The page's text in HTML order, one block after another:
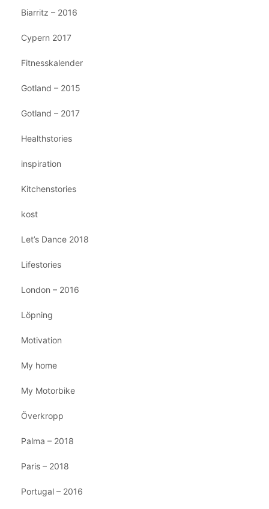
Biarritz – 2016
Cypern 2017
Fitnesskalender
Gotland – 2015
Gotland – 2017
Healthstories
inspiration
Kitchenstories
kost
Let’s Dance 2018
Lifestories
London – 2016
Löpning
Motivation
My home
My Motorbike
Överkropp
Palma – 2018
Paris – 2018
Portugal – 2016